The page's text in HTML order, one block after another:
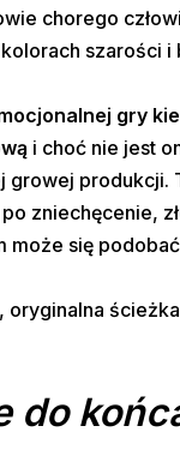
chorego
szarości i
gry
i choć nie jest
zniechęcenie,
może się
oryginalna
do